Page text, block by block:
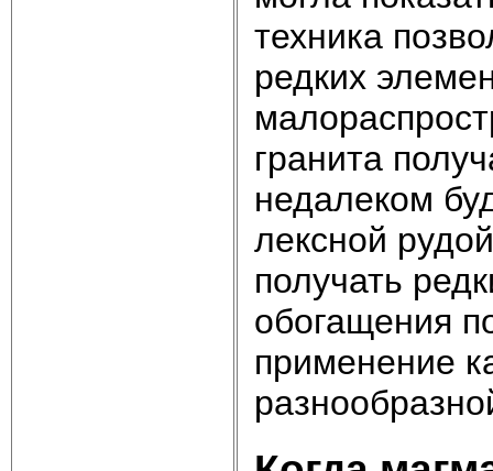
техника
редких
гранита
недалеком
лексной
получать
обогащения
применение